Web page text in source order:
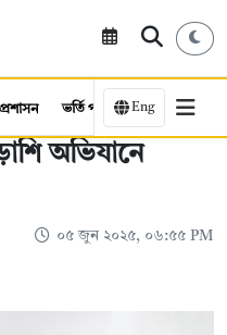
ভর্তি পরীক্ষা কর্মসংস্থান
Eng
অভিযানে
০৫ জুন ২০২৫, ০৬:৫৫ PM